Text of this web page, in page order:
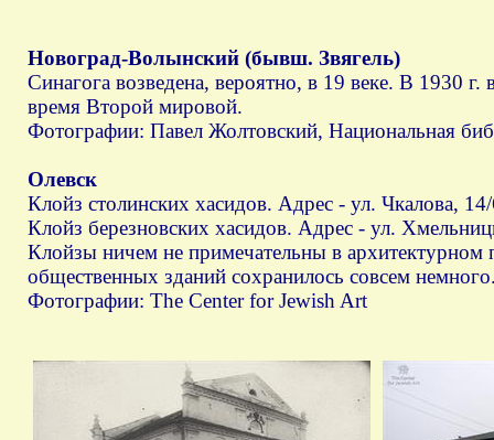
Новоград-Волынский (бывш. Звягель)
Синагога возведена, вероятно, в 19 веке. В 1930
время Второй мировой.
Фотографии: Павел Жолтовский, Национальная
Олевск
Клойз столинских хасидов. Адрес - ул. Чкалова,
Клойз березновских хасидов. Адрес - ул.
Клойзы ничем не примечательны в архитектурном
общественных зданий сохранилось совсем
Фотографии: The Center for Jewish Art